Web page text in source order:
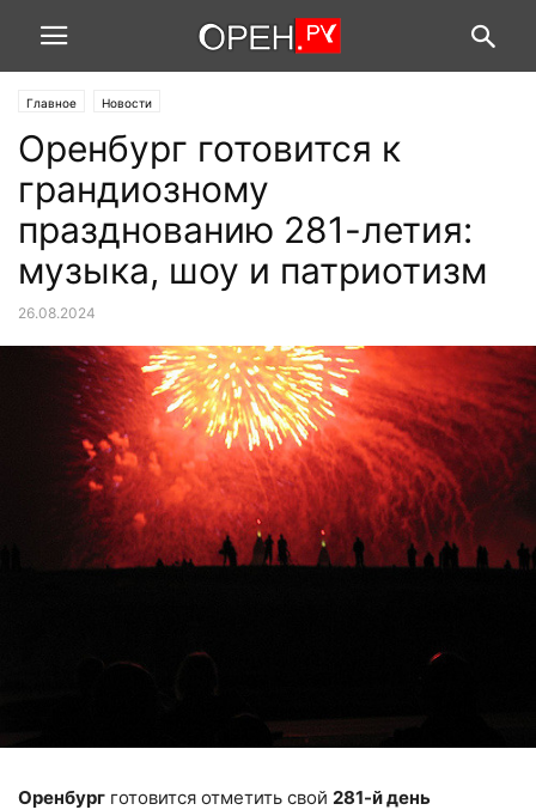
Главное Новости
Оренбург готовится к
грандиозному
празднованию 281-летия:
музыка, шоу и патриотизм
26.08.2024
Оренбург готовится отметить свой 281-й день